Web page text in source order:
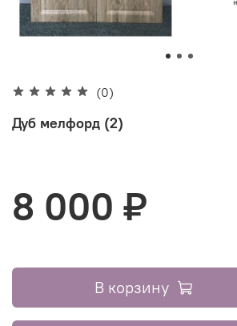
(0)
Дуб мелфорд (2)
8 000 ₽
В корзину